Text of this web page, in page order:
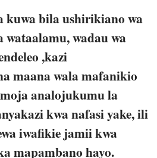
kuwa bila ushirikiano wa
wadau wa
,kazi
maana wala mafanikio
analojukumu la
kwa nafasi yake, ili
iwafikie jamii kwa
mapambano hayo.